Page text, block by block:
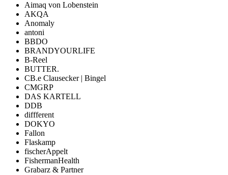
Aimaq von Lobenstein
AKQA
Anomaly
antoni
BBDO
BRANDYOURLIFE
B-Reel
BUTTER.
CB.e Clausecker | Bingel
CMGRP
DAS KARTELL
DDB
diffferent
DOKYO
Fallon
Flaskamp
fischerAppelt
FishermanHealth
Grabarz & Partner